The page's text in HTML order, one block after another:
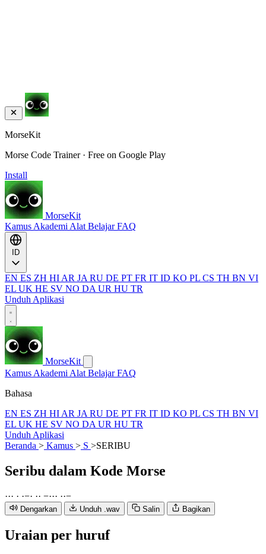
MorseKit
Morse Code Trainer · Free on Google Play
Install
MorseKit
Kamus Akademi Alat BelajarFAQ
EN ES ZH HI AR JA RU DE PT FR IT ID KO PL CS TH BN VI
EL UK HE SV NO DA UR HU TR
Unduh Aplikasi
MorseKit
Kamus Akademi Alat BelajarFAQ
Bahasa
EN ES ZH HI AR JA RU DE PT FR IT ID KO PL CS TH BN VI
EL UK HE SV NO DA UR HU TR
Unduh Aplikasi
Beranda > Kamus > S >SERIBU
Seribu dalam Kode Morse
··· · ·−· ·· −··· ··−
Dengarkan Unduh .wav Salin Bagikan
Uraian per huruf